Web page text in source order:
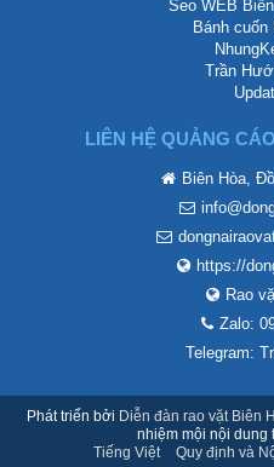
Seo WEB
Bánh cuốn
Trần
LIÊN HỆ QUẢNG
Biên Hòa,
https://
Rao
Zalo:
Telegram:
Phát triển bởi Diễn đàn rao vặt Biên
nhiệm mội nội dung
Tiếng Việt
Quy định và